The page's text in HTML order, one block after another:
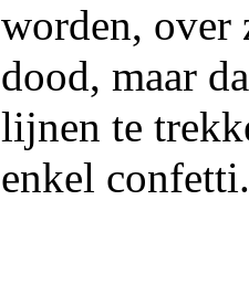
worden, over
dood, maar
lijnen te
enkel confetti.